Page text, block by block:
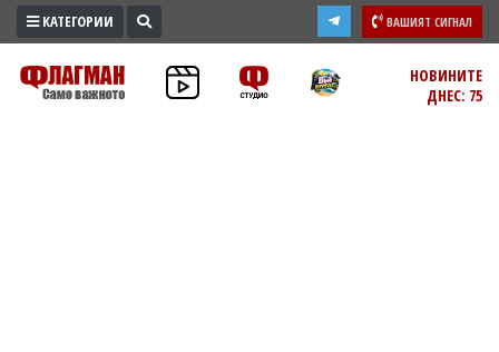
ПРОМО
ЗОНА
КАТЕГОРИИ ВАШИЯТ СИГНАЛ
НОВИНИТЕ
ДНЕС: 75